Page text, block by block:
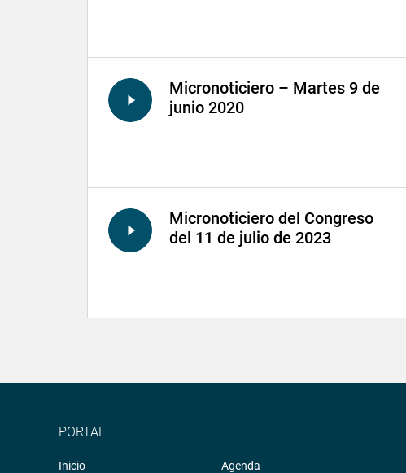
Micronoticiero – Martes 9 de
junio 2020
Micronoticiero del Congreso
del 11 de julio de 2023
PORTAL
Inicio
Agenda